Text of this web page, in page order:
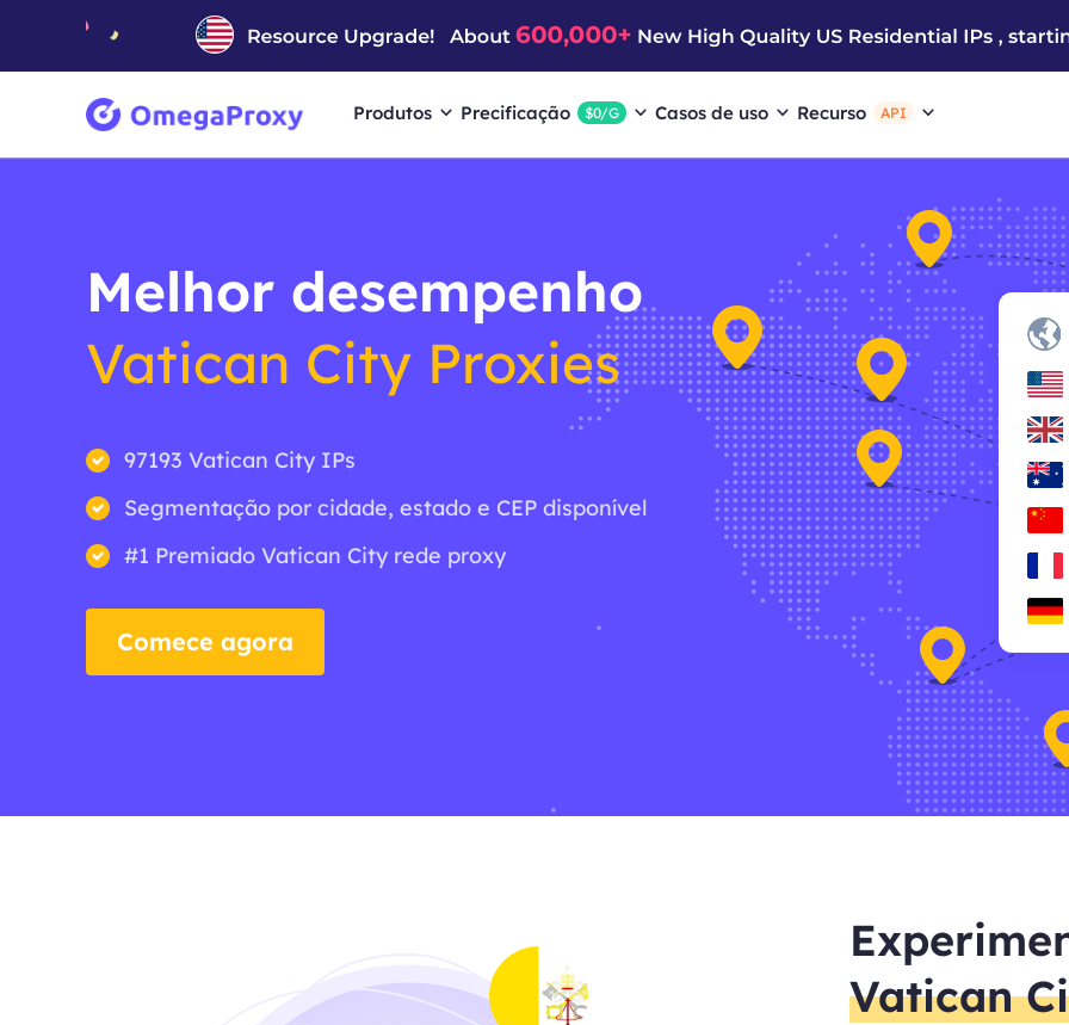
Produtos Precificação $0/G Casos de uso Recurso API
Melhor desempenho
Vatican City Proxies
97193 Vatican City IPs
Segmentação por cidade, estado e CEP disponível
#1 Premiado Vatican City rede proxy
Comece agora
Vatican